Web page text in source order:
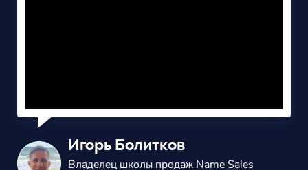
Александр Балаш
Владелец маркетингового агенства